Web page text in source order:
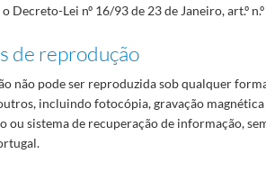
Decreto-Lei nº 16/93 de 23 de Janeiro, art.º n.º
de reprodução
não pode ser reproduzida sob qualquer
incluindo fotocópia, gravação
ou sistema de recuperação de informação,